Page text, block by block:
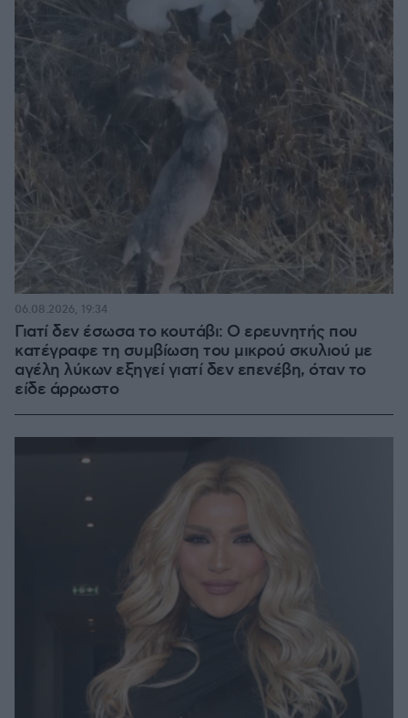
Γιατί δεν έσωσα το κουτάβι: Ο ερευνητής που
κατέγραφε τη συμβίωση του μικρού σκυλιού με
αγέλη λύκων εξηγεί γιατί δεν επενέβη, όταν το
είδε άρρωστο
06.08.2026, 19:34